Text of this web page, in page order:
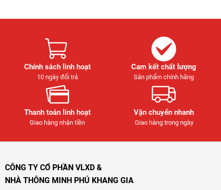
Chính sách linh hoạt
10 ngày đổi trả
Cam kết chất lượng
Sản phẩm chính hãng
Thanh toán linh hoạt
Giao hàng nhận tiền
Vận chuyển nhanh
Giao hàng trong ngày
CÔNG TY CỔ PHẦN VLXD &
NHÀ THÔNG MINH PHÚ KHANG GIA